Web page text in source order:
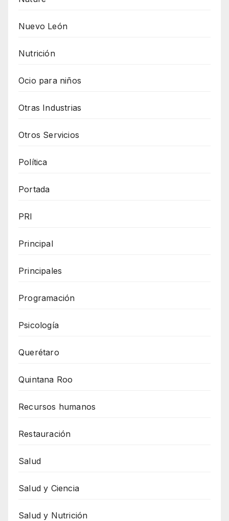
Nuevo León
Nutrición
Ocio para niños
Otras Industrias
Otros Servicios
Política
Portada
PRI
Principal
Principales
Programación
Psicología
Querétaro
Quintana Roo
Recursos humanos
Restauración
Salud
Salud y Ciencia
Salud y Nutrición